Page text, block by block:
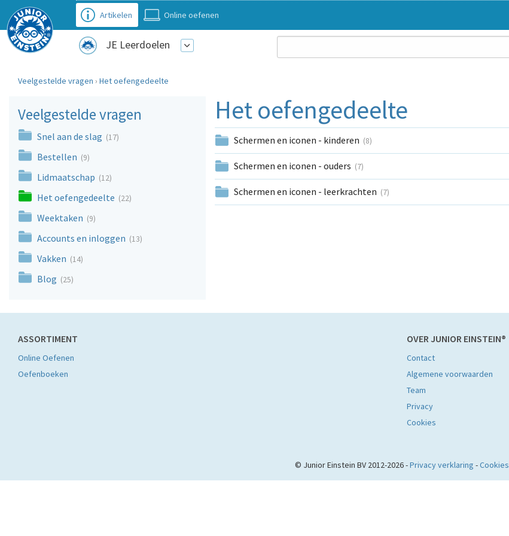
Artikelen Online oefenen
JE Leerdoelen
Veelgestelde vragen › Het oefengedeelte
Veelgestelde vragen
Snel aan de slag (17)
Bestellen (9)
Lidmaatschap (12)
Het oefengedeelte (22)
Weektaken (9)
Accounts en inloggen (13)
Vakken (14)
Blog (25)
Het oefengedeelte
Schermen en iconen - kinderen (8)
Schermen en iconen - ouders (7)
Schermen en iconen - leerkrachten (7)
ASSORTIMENT
Online Oefenen
Oefenboeken
OVER JUNIOR EINSTEIN®
Contact
Algemene voorwaarden
Team
Privacy
Cookies
© Junior Einstein BV 2012-2026 -Privacy verklaring -Cookies